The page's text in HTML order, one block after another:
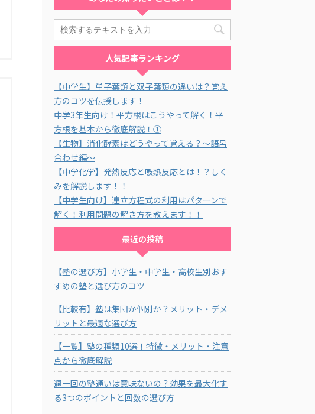
人気記事ランキング
【中学生】単子葉類と双子葉類の違いは？覚え
方のコツを伝授します！
中学3年生向け！平方根はこうやって解く！平
方根を基本から徹底解説！①
【生物】消化酵素はどうやって覚える？～語呂
合わせ編～
【中学化学】発熱反応と吸熱反応とは！？しく
みを解説します！！
【中学生向け】連立方程式の利用はパターンで
解く！利用問題の解き方を教えます！！
最近の投稿
【塾の選び方】小学生・中学生・高校生別おす
すめの塾と選び方のコツ
【比較有】塾は集団か個別か？メリット・デメ
リットと最適な選び方
【一覧】塾の種類10選！特徴・メリット・注意
点から徹底解説
週一回の塾通いは意味ないの？効果を最大化す
る3つのポイントと回数の選び方